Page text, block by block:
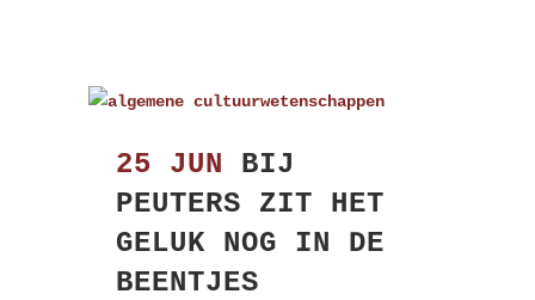
25 JUN
BIJ
PEUTERS ZIT HET
GELUK NOG IN DE
BEENTJES